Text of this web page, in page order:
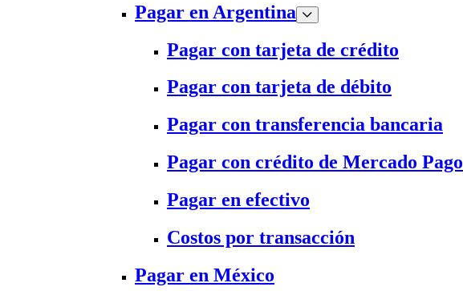
Pagar en Argentina
Pagar con tarjeta de crédito
Pagar con tarjeta de débito
Pagar con transferencia bancaria
Pagar con crédito de Mercado Pago
Pagar en efectivo
Costos por transacción
Pagar en México